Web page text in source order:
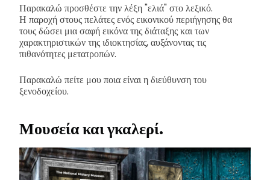
Παρακαλώ προσθέστε την λέξη "ελιά" στο λεξικό.
Η παροχή στους πελάτες ενός εικονικού περιήγησης θα
τους δώσει μια σαφή εικόνα της διάταξης και των
χαρακτηριστικών της ιδιοκτησίας, αυξάνοντας τις
πιθανότητες μετατροπών.
Παρακαλώ πείτε μου ποια είναι η διεύθυνση του
ξενοδοχείου.
Μουσεία και γκαλερί.